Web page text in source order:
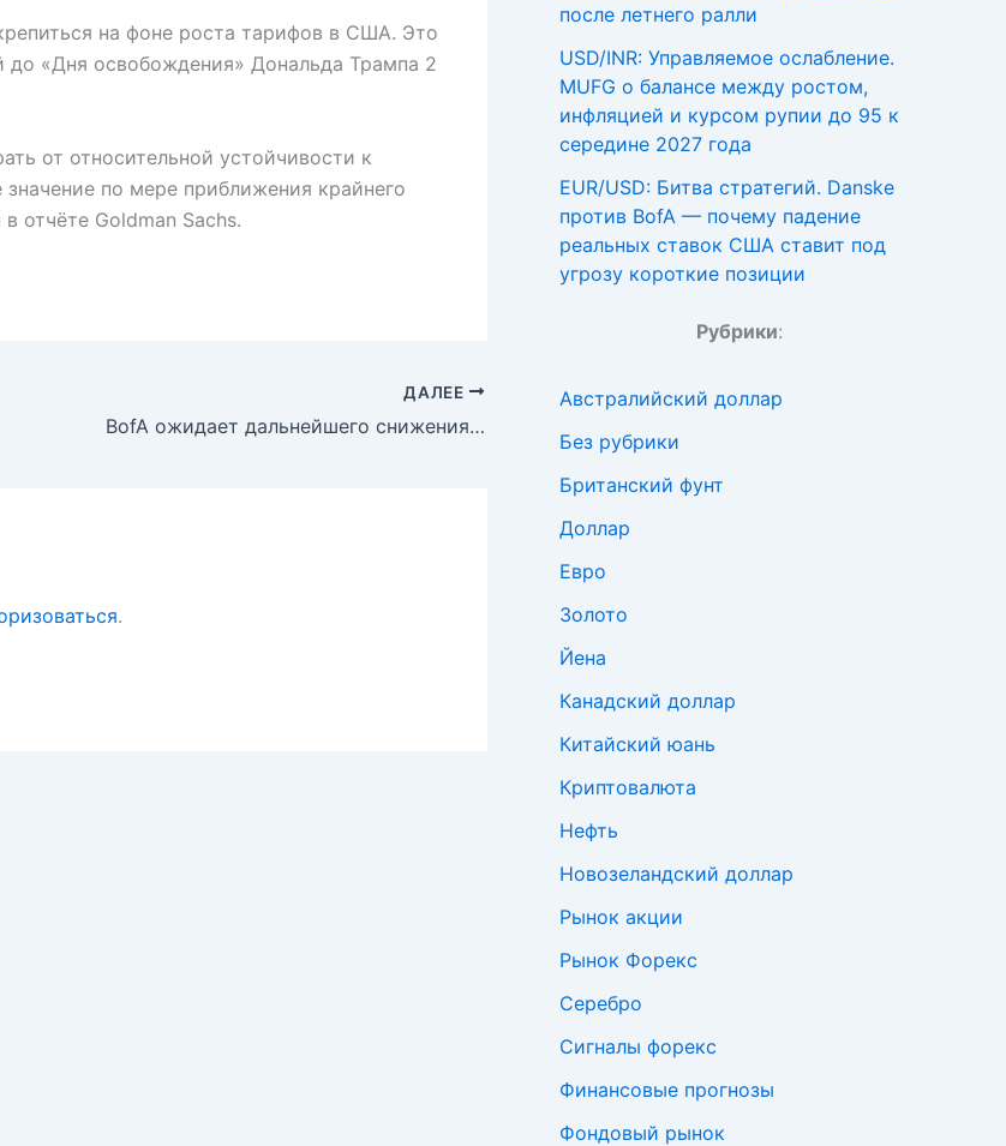
на фоне роста тарифов в США. Это
до «Дня освобождения» Дональда Трампа 2
от относительной устойчивости к
по мере приближения крайнего
отчёте Goldman Sachs.
ДАЛЕЕ
BofA ожидает дальнейшего снижения курса Новозеландского доллара
.
после летнего ралли
USD/INR: Управляемое ослабление.
MUFG о балансе между ростом,
инфляцией и курсом рупии до 95 к
середине 2027 года
EUR/USD: Битва стратегий. Danske
против BofA — почему падение
реальных ставок США ставит под
угрозу короткие позиции
Рубрики:
Австралийский доллар
Без рубрики
Британский фунт
Доллар
Евро
Золото
Йена
Канадский доллар
Китайский юань
Криптовалюта
Нефть
Новозеландский доллар
Рынок акции
Рынок Форекс
Серебро
Сигналы форекс
Финансовые прогнозы
Фондовый рынок